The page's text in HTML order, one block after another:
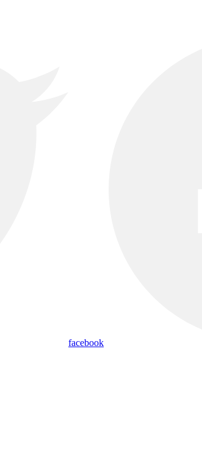
facebook